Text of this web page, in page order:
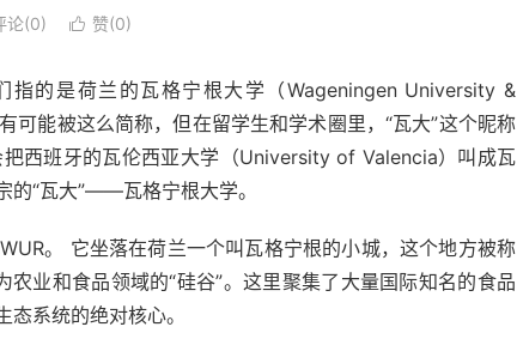
论(0)  赞(0)
的是荷兰的瓦格宁根大学（Wageningen University &
可能被这么简称，但在留学生和学术圈里，“瓦大”这个昵称
西班牙的瓦伦西亚大学（University of Valencia）叫成瓦
的“瓦大”——瓦格宁根大学。
。 它坐落在荷兰一个叫瓦格宁根的小城，这个地方被称
业和食品领域的“硅谷”。这里聚集了大量国际知名的食品
系统的绝对核心。